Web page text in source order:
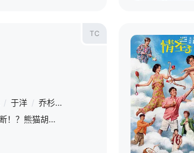
TC
/ 于洋 / 乔杉 / / 柯达 / 王星 /
神秘部落规矩离奇，怪事接连不断！？熊猫胡胡和国际巨星Jackie（成龙 饰）意外穿越进入与世隔绝的原始部落！拥有大小黑眼圈的憨萌熊猫胡胡竟被奉为“天降神兽”，还被族人们予以重任，坚信她能化解部落危机。